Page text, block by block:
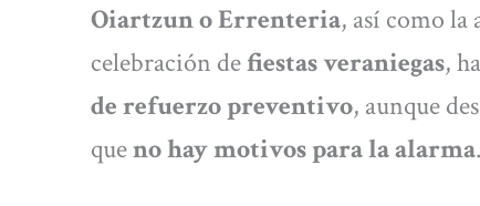
Oiartzun o Errenteria, así como
celebración defiestas veraniegas,
de refuerzo preventivo, aunque
queno hay motivos para la alarma.